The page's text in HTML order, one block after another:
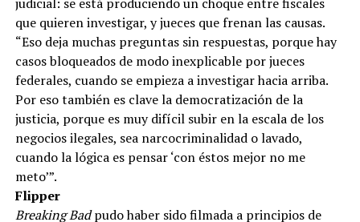
que quieren investigar, y jueces que frenan las causas.
“Eso deja muchas preguntas sin respuestas, porque hay
casos bloqueados de modo inexplicable por jueces
federales, cuando se empieza a investigar hacia arriba.
Por eso también es clave la democratización de la
justicia, porque es muy difícil subir en la escala de los
negocios ilegales, sea narcocriminalidad o lavado,
cuando la lógica es pensar ‘con éstos mejor no me
meto’”.
Flipper
Breaking Badpudo haber sido filmada a principios de